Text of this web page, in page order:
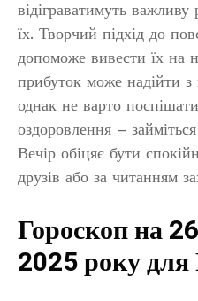
відіграватимуть
їх. Творчий підхід до
допоможе вивести їх на
прибуток може надійти з
однак не варто
оздоровлення –
Вечір обіцяє бути
друзів або за читанням
Гороскоп на
2025 року для